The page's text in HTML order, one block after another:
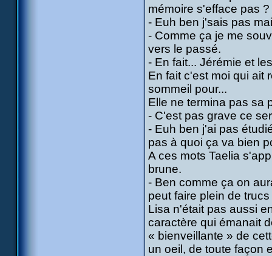
mémoire s'efface pas ?
- Euh ben j'sais pas
- Comme ça je me
vers le passé.
- En fait... Jérémie et
En fait c'est moi qui ait
sommeil pour...
Elle ne termina pas sa
- C'est pas grave ce
- Euh ben j'ai pas
pas à quoi ça va bien
A ces mots Taelia
brune.
- Ben comme ça on
peut faire plein de
Lisa n'était pas aussi
caractère qui émanait
« bienveillante » de
un oeil, de toute façon